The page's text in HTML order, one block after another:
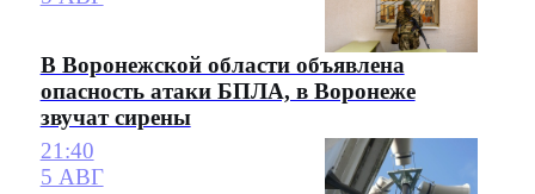
В Воронежской области объявлена
опасность атаки БПЛА, в Воронеже
звучат сирены
21:40
5 АВГ